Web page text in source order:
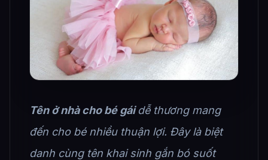
Tên ở nhà cho bé gáidễ thương mang
đến cho bé nhiều thuận lợi. Đây là biệt
danh cùng tên khai sinh gắn bó suốt